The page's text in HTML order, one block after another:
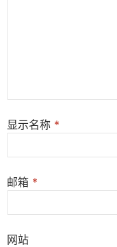
显示名称 *
邮箱 *
网站